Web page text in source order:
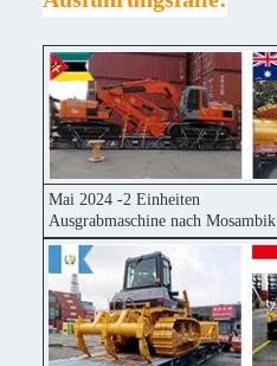
Mai 2024 -2 Einheiten
Ausgrabmaschine nach Mosambik